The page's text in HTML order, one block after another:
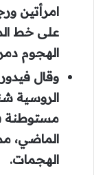
امرأتين
على خط
الهجوم
وقال
مستوطنة
الهجمات.